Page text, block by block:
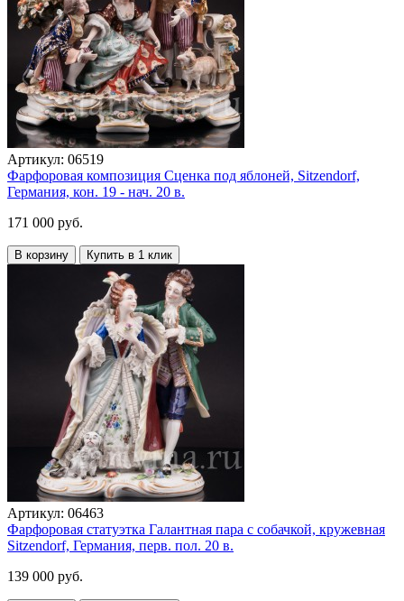
Артикул: 06519
Фарфоровая композиция Сценка под яблоней, Sitzendorf,
Германия, кон. 19 - нач. 20 в.
171 000 руб.
В корзину Купить в 1 клик
Артикул: 06463
Фарфоровая статуэтка Галантная пара с собачкой, кружевная
Sitzendorf, Германия, перв. пол. 20 в.
139 000 руб.